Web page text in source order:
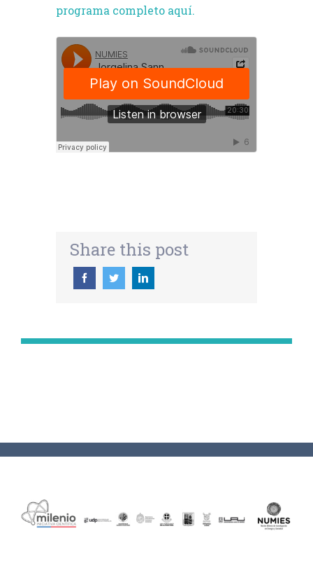
programa completo aquí.
Share this post